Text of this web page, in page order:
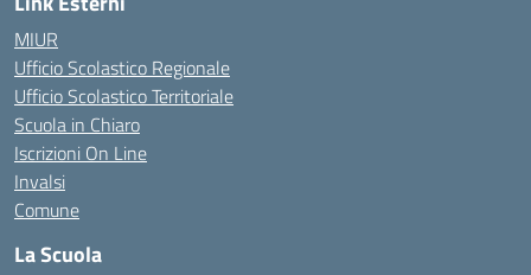
MIUR
Ufficio Scolastico Regionale
Ufficio Scolastico Territoriale
Scuola in Chiaro
Iscrizioni On Line
Invalsi
Comune
La Scuola